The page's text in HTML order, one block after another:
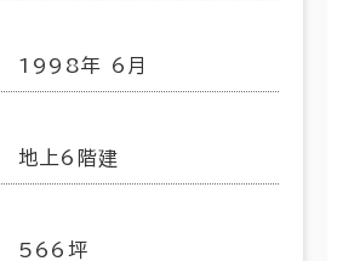
1998年 6月
地上6階建
566坪